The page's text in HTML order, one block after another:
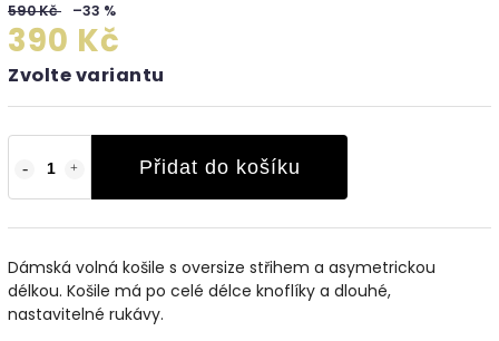
590 Kč –33 %
390 Kč
Zvolte variantu
Přidat do košíku
Dámská volná košile s oversize střihem a asymetrickou
délkou. Košile má po celé délce knoflíky a dlouhé,
nastavitelné rukávy.